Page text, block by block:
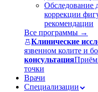
Обследование
коррекции
рекомендации
Все программы →
Клинические
язвенном колите и
консультацияПриём
точки
Врачи
Специализации